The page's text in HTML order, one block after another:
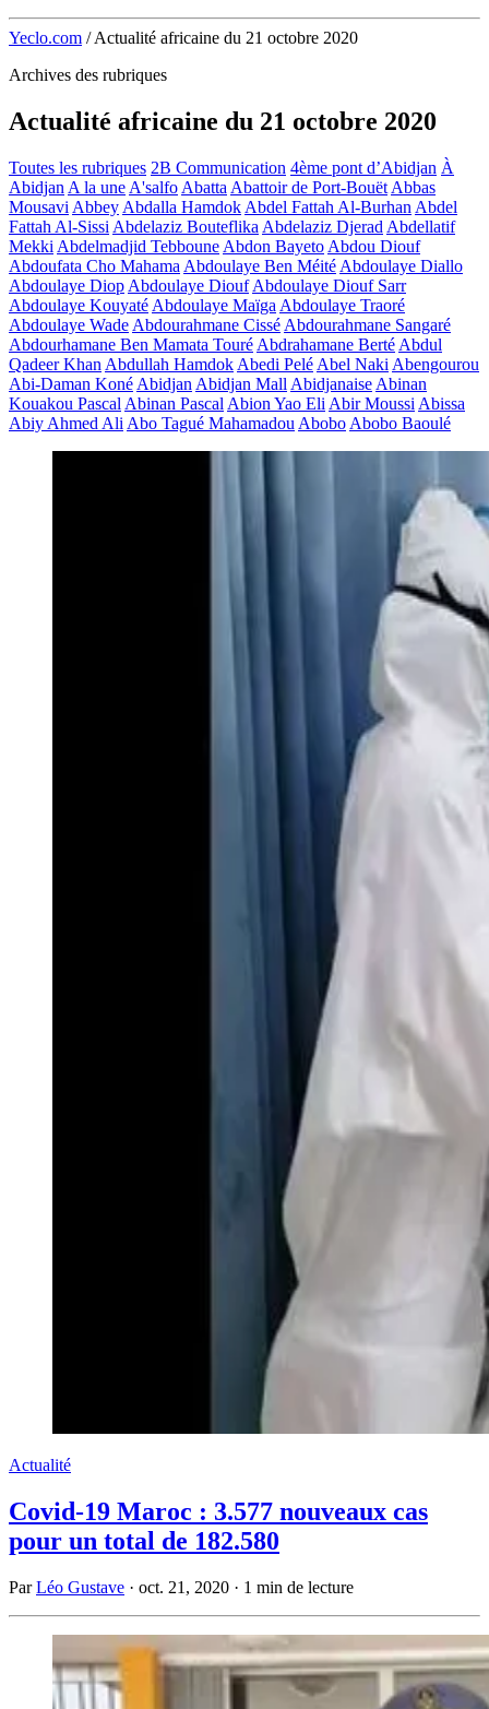
Yeclo.com / Actualité africaine du 21 octobre 2020
Archives des rubriques
Actualité africaine du 21 octobre 2020
Toutes les rubriques 2B Communication 4ème pont d’Abidjan À
Abidjan A la une A'salfo Abatta Abattoir de Port-Bouët Abbas
Mousavi Abbey Abdalla Hamdok Abdel Fattah Al-Burhan Abdel
Fattah Al-Sissi Abdelaziz Bouteflika Abdelaziz Djerad Abdellatif
Mekki Abdelmadjid Tebboune Abdon Bayeto Abdou Diouf
Abdoufata Cho Mahama Abdoulaye Ben Méité Abdoulaye Diallo
Abdoulaye Diop Abdoulaye Diouf Abdoulaye Diouf Sarr
Abdoulaye Kouyaté Abdoulaye Maïga Abdoulaye Traoré
Abdoulaye Wade Abdourahmane Cissé Abdourahmane Sangaré
Abdourhamane Ben Mamata Touré Abdrahamane Berté Abdul
Qadeer Khan Abdullah Hamdok Abedi Pelé Abel Naki Abengourou
Abi-Daman Koné Abidjan Abidjan Mall Abidjanaise Abinan
Kouakou Pascal Abinan Pascal Abion Yao Eli Abir Moussi Abissa
Abiy Ahmed Ali Abo Tagué Mahamadou Abobo Abobo Baoulé
Actualité
Covid-19 Maroc : 3.577 nouveaux cas
pour un total de 182.580
ParLéo Gustave · oct. 21, 2020 · 1 min de lecture